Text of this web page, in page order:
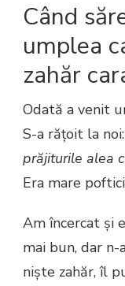
Când
umplea
zahăr
Odată a venit
S-a rățoit la noi:
prăjiturile alea
Era mare
Am încercat și
mai bun, dar n-
niște zahăr, îl